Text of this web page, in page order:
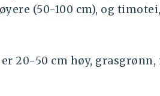
(50-100 cm), og
20-50 cm høy, grasgrønn,